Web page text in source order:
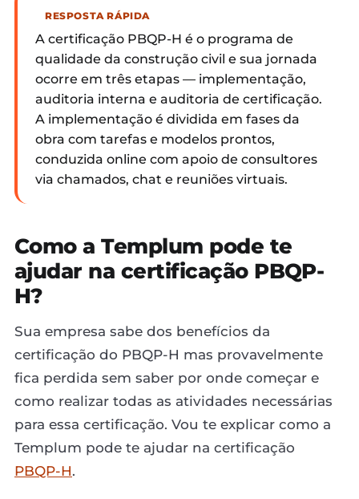
RESPOSTA RÁPIDA
A certificação PBQP-H é o programa de
qualidade da construção civil e sua jornada
ocorre em três etapas — implementação,
auditoria interna e auditoria de certificação.
A implementação é dividida em fases da
obra com tarefas e modelos prontos,
conduzida online com apoio de consultores
via chamados, chat e reuniões virtuais.
Como a Templum pode te
ajudar na certificação PBQP-
H?
Sua empresa sabe dos benefícios da
certificação do PBQP-H mas provavelmente
fica perdida sem saber por onde começar e
como realizar todas as atividades necessárias
para essa certificação. Vou te explicar como a
Templum pode te ajudar na certificação
PBQP-H.